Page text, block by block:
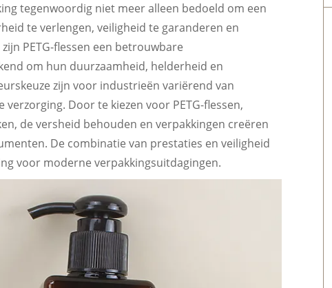
tegenwoordig niet meer alleen bedoeld om een
te verlengen, veiligheid te garanderen en
PETG-flessen een betrouwbare
om hun duurzaamheid, helderheid en
zijn voor industrieën variërend van
Door te kiezen voor PETG-flessen,
de versheid behouden en verpakkingen creëren
De combinatie van prestaties en veiligheid
voor moderne verpakkingsuitdagingen.